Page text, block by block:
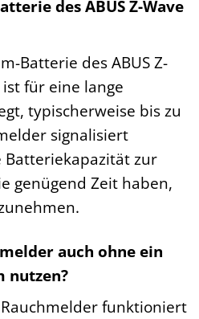
des ABUS Z-Wave
Batterie des ABUS Z-
für eine lange
typischerweise bis zu
signalisiert
zur
genügend Zeit haben,
auch ohne ein
nutzen?
Rauchmelder funktioniert